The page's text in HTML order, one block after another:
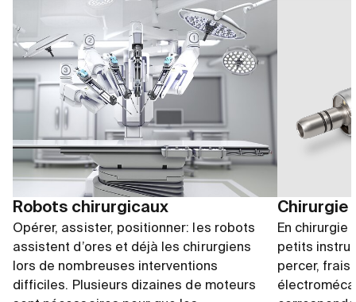
Robots chirurgicaux
Opérer, assister, positionner: les robots
assistent d’ores et déjà les chirurgiens
lors de nombreuses interventions
difficiles. Plusieurs dizaines de moteurs
Chirurgie
En chirurgie
petits
percer,